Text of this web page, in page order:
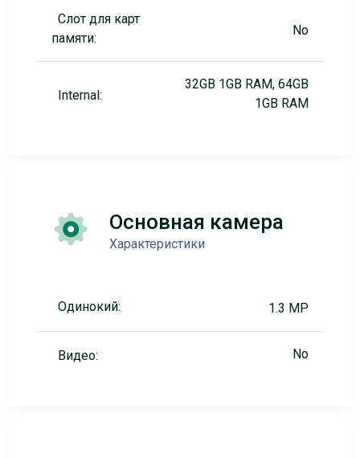
Слот для карт
памяти:
No
Internal:
32GB 1GB RAM, 64GB
1GB RAM
Основная камера
Характеристики
Одинокий: 1.3 MP
Видео: No